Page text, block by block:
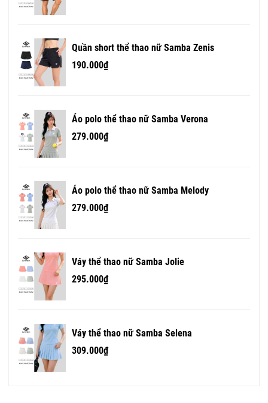
Quần short thể thao nữ Samba Zenis
190.000₫
Áo polo thể thao nữ Samba Verona
279.000₫
Áo polo thể thao nữ Samba Melody
279.000₫
Váy thể thao nữ Samba Jolie
295.000₫
Váy thể thao nữ Samba Selena
309.000₫